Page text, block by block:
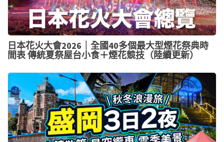
日本花火大會2026｜全國40多個最大型煙花祭典時
間表 傳統夏祭屋台小食＋煙花競技（陸續更新）